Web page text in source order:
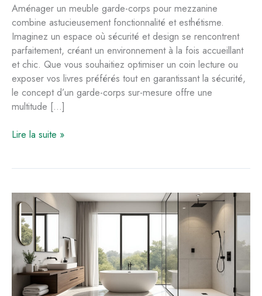
Aménager un meuble garde-corps pour mezzanine
combine astucieusement fonctionnalité et esthétisme.
Imaginez un espace où sécurité et design se rencontrent
parfaitement, créant un environnement à la fois accueillant
et chic. Que vous souhaitiez optimiser un coin lecture ou
exposer vos livres préférés tout en garantissant la sécurité,
le concept d’un garde-corps sur-mesure offre une
multitude […]
Aménager
corps
pour
mezzanine
fonctionnel
et
esthétique
Lire la suite »